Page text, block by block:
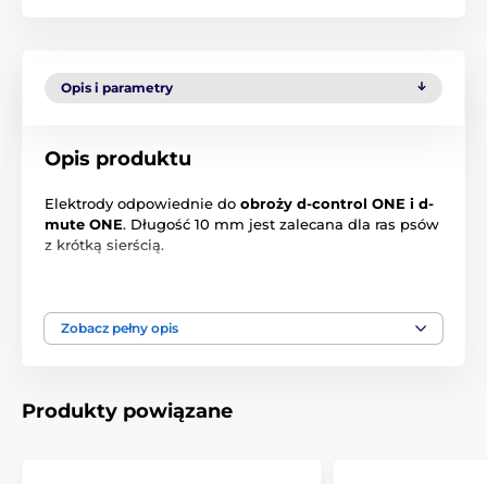
Opis i parametry
Opis produktu
Elektrody odpowiednie do obroży d-control ONE i d-
mute ONE. Długość 10 mm jest zalecana dla ras psów
z krótką sierścią.
Produkt znajduje się w kategoriach
Elektrody
Zobacz pełny opis
Produkty powiązane